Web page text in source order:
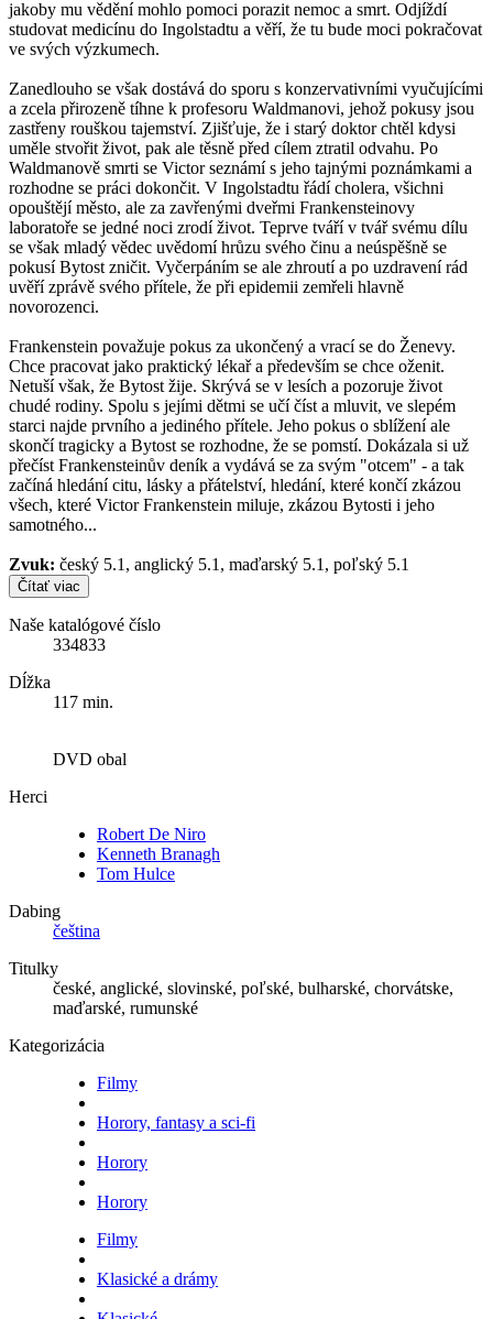
jakoby mu vědění mohlo pomoci porazit nemoc a smrt. Odjíždí
studovat medicínu do Ingolstadtu a věří, že tu bude moci pokračovat
ve svých výzkumech.
Zanedlouho se však dostává do sporu s konzervativními vyučujícími
a zcela přirozeně tíhne k profesoru Waldmanovi, jehož pokusy jsou
zastřeny rouškou tajemství. Zjišťuje, že i starý doktor chtěl kdysi
uměle stvořit život, pak ale těsně před cílem ztratil odvahu. Po
Waldmanově smrti se Victor seznámí s jeho tajnými poznámkami a
rozhodne se práci dokončit. V Ingolstadtu řádí cholera, všichni
opouštějí město, ale za zavřenými dveřmi Frankensteinovy
laboratoře se jedné noci zrodí život. Teprve tváří v tvář svému dílu
se však mladý vědec uvědomí hrůzu svého činu a neúspěšně se
pokusí Bytost zničit. Vyčerpáním se ale zhroutí a po uzdravení rád
uvěří zprávě svého přítele, že při epidemii zemřeli hlavně
novorozenci.
Frankenstein považuje pokus za ukončený a vrací se do Ženevy.
Chce pracovat jako praktický lékař a především se chce oženit.
Netuší však, že Bytost žije. Skrývá se v lesích a pozoruje život
chudé rodiny. Spolu s jejími dětmi se učí číst a mluvit, ve slepém
starci najde prvního a jediného přítele. Jeho pokus o sblížení ale
skončí tragicky a Bytost se rozhodne, že se pomstí. Dokázala si už
přečíst Frankensteinův deník a vydává se za svým "otcem" - a tak
začíná hledání citu, lásky a přátelství, hledání, které končí zkázou
všech, které Victor Frankenstein miluje, zkázou Bytosti i jeho
samotného...
Zvuk: český 5.1, anglický 5.1, maďarský 5.1, poľský 5.1
Čítať viac
Naše katalógové číslo
334833
Dĺžka
117 min.
DVD obal
Herci
Robert De Niro
Kenneth Branagh
Tom Hulce
Dabing
čeština
Titulky
české, anglické, slovinské, poľské, bulharské, chorvátske,
maďarské, rumunské
Kategorizácia
Filmy
Horory, fantasy a sci-fi
Horory
Horory
Filmy
Klasické a drámy